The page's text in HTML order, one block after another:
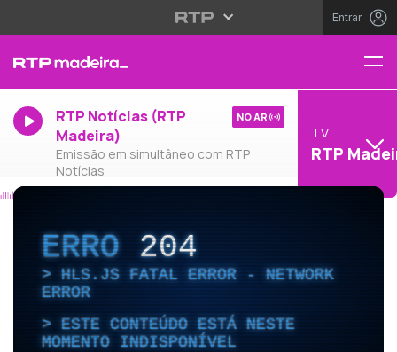
Entrar
RTP Notícias (RTP
Madeira)
Emissão em simultâneo com RTP
Notícias
NO AR
TV
RTP
ERRO204
HLS.JS FATAL ERROR - NETWORK
ERROR
ESTE CONTEÚDO ESTÁ NESTE
MOMENTO INDISPONÍVEL